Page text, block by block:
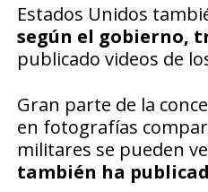
Estados Unidos
según el gobierno,
publicado videos de
Gran parte de la
en fotografías
militares se pueden
también ha